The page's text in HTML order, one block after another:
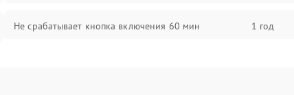
Не срабатывает кнопка включения 60 мин 1 год